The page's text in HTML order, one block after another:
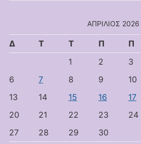
ΑΠΡΊΛΙΟΣ 2026
Δ Τ Τ Π Π
1
2 3
6
7 8 9 10
13
14 15 16 17
20
21 22 23 24
27
28 29 30